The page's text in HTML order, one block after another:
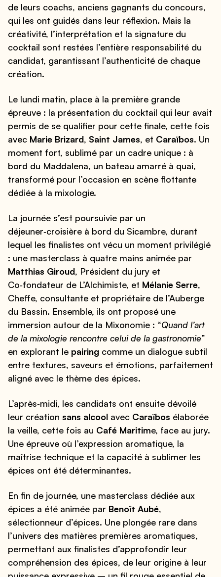
de leurs coachs, anciens gagnants du concours,
qui les ont guidés dans leur réflexion. Mais la
créativité, l’interprétation et la signature du
cocktail sont restées l’entière responsabilité du
candidat, garantissant l’authenticité de chaque
création.
Le lundi matin, place à la première grande
épreuve : la présentation du cocktail qui leur avait
permis de se qualifier pour cette finale, cette fois
avec Marie Brizard, Saint James, et Caraïbos. Un
moment fort, sublimé par un cadre unique : à
bord du Maddalena, un bateau amarré à quai,
transformé pour l’occasion en scène flottante
dédiée à la mixologie.
La journée s’est poursuivie par un
déjeuner‑croisière à bord du Sicambre, durant
lequel les finalistes ont vécu un moment privilégié
: une masterclass à quatre mains animée par
Matthias Giroud, Président du jury et
Co‑fondateur de L’Alchimiste, et Mélanie Serre,
Cheffe, consultante et propriétaire de l’Auberge
du Bassin. Ensemble, ils ont proposé une
immersion autour de la Mixonomie : “Quand l’art
de la mixologie rencontre celui de la gastronomie”
en explorant le pairing comme un dialogue subtil
entre textures, saveurs et émotions, parfaitement
aligné avec le thème des épices.
L’après‑midi, les candidats ont ensuite dévoilé
leur création sans alcool avec Caraïbos élaborée
la veille, cette fois au Café Maritime, face au jury.
Une épreuve où l’expression aromatique, la
maîtrise technique et la capacité à sublimer les
épices ont été déterminantes.
En fin de journée, une masterclass dédiée aux
épices a été animée par Benoît Aubé,
sélectionneur d’épices. Une plongée rare dans
l’univers des matières premières aromatiques,
permettant aux finalistes d’approfondir leur
compréhension des épices, de leur origine à leur